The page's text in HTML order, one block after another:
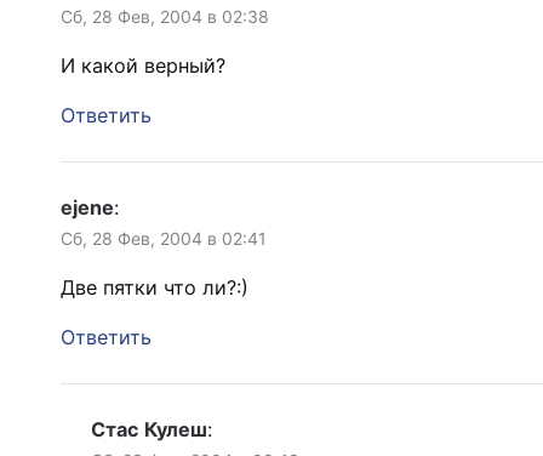
Сб, 28 Фев, 2004 в 02:38
И какой верный?
Ответить
ejene:
Сб, 28 Фев, 2004 в 02:41
Две пятки что ли?:)
Ответить
Стас Кулеш: